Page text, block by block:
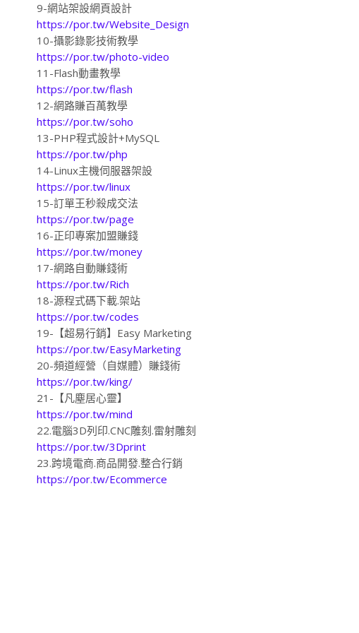
9-網站架設網頁設計
https://por.tw/Website_Design
10-攝影錄影技術教學
https://por.tw/photo-video
11-Flash動畫教學
https://por.tw/flash
12-網路賺百萬教學
https://por.tw/soho
13-PHP程式設計+MySQL
https://por.tw/php
14-Linux主機伺服器架設
https://por.tw/linux
15-訂單王秒殺成交法
https://por.tw/page
16-正印專案加盟賺錢
https://por.tw/money
17-網路自動賺錢術
https://por.tw/Rich
18-源程式碼下載.架站
https://por.tw/codes
19-【超易行銷】Easy Marketing
https://por.tw/EasyMarketing
20-頻道經營（自媒體）賺錢術
https://por.tw/king/
21-【凡塵居心靈】
https://por.tw/mind
22.電腦3D列印.CNC雕刻.雷射雕刻
https://por.tw/3Dprint
23.跨境電商.商品開發.整合行銷
https://por.tw/Ecommerce